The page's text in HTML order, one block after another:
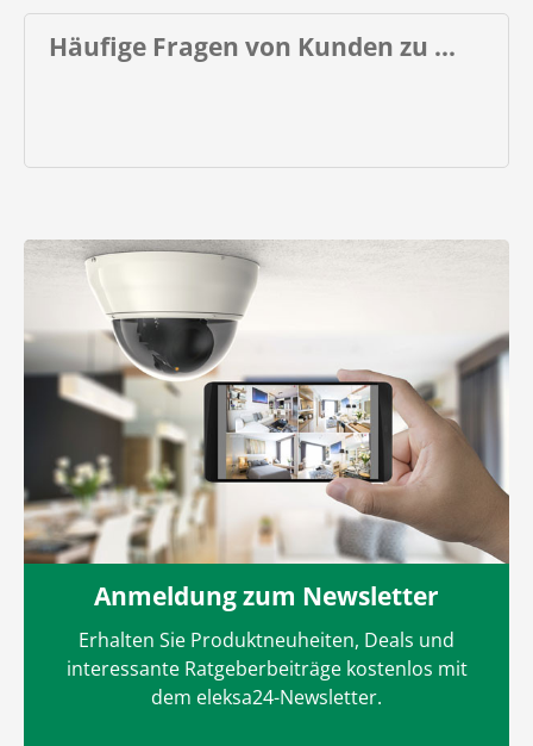
Häufige Fragen von Kunden zu ...
Anmeldung zum Newsletter
Erhalten Sie Produktneuheiten, Deals und
interessante Ratgeberbeiträge kostenlos mit
dem eleksa24-Newsletter.